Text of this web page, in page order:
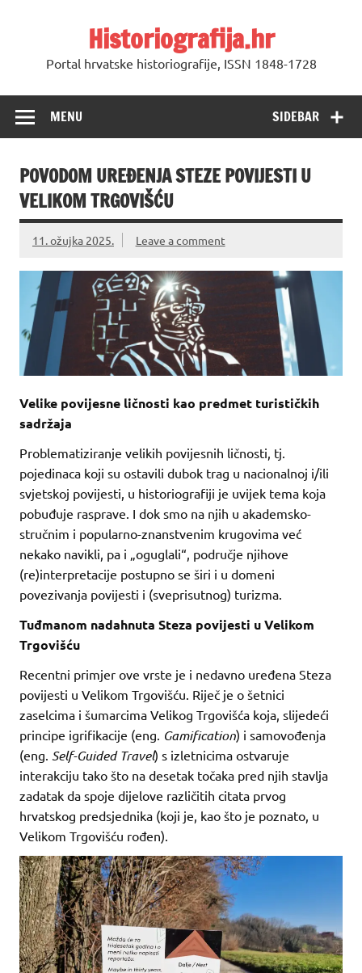
Historiografija.hr
Portal hrvatske historiografije, ISSN 1848-1728
SIDEBAR
MENU
POVODOM UREĐENJA STEZE POVIJESTI U
VELIKOM TRGOVIŠĆU
11. ožujka 2025. Leave a comment
Velike povijesne ličnosti kao predmet turističkih
sadržaja
Problematiziranje velikih povijesnih ličnosti, tj.
pojedinaca koji su ostavili dubok trag u nacionalnoj i/ili
svjetskoj povijesti, u historiografiji je uvijek tema koja
pobuđuje rasprave. I dok smo na njih u akademsko-
stručnim i popularno-znanstvenim krugovima već
nekako navikli, pa i „oguglali“, područje njihove
(re)interpretacije postupno se širi i u domeni
povezivanja povijesti i (sveprisutnog) turizma.
Tuđmanom nadahnuta Steza povijesti u Velikom
Trgovišću
Recentni primjer ove vrste je i nedavno uređena Steza
povijesti u Velikom Trgovišću. Riječ je o šetnici
zaselcima i šumarcima Velikog Trgovišća koja, slijedeći
principe igrifikacije (eng. Gamification) i samovođenja
(eng. Self-Guided Travel) s izletnicima ostvaruje
interakciju tako što na desetak točaka pred njih stavlja
zadatak da spoje dijelove različitih citata prvog
hrvatskog predsjednika (koji je, kao što je poznato, u
Velikom Trgovišću rođen).